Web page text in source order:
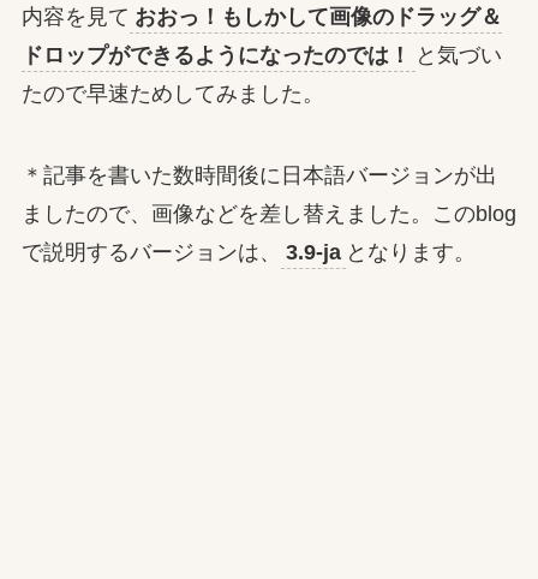
内容を見て おおっ！もしかして画像のドラッグ＆
ドロップができるようになったのでは！
と気づい
たので早速ためしてみました。
＊記事を書いた数時間後に日本語バージョンが出
ましたので、画像などを差し替えました。このblog
で説明するバージョンは、
3.9-ja となります。